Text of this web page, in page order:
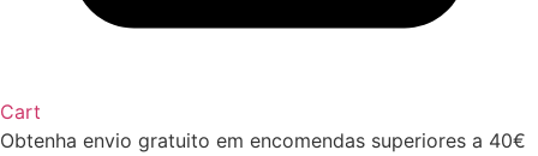
Cart
Obtenha envio gratuito em encomendas superiores a 40€